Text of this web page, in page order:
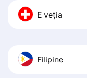
Elveția
Filipine